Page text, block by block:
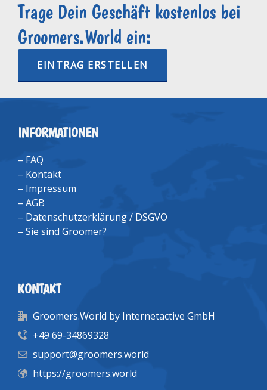
Trage Dein Geschäft kostenlos bei
Groomers.World ein:
EINTRAG ERSTELLEN
INFORMATIONEN
– FAQ
– Kontakt
– Impressum
– AGB
– Datenschutzerklärung / DSGVO
– Sie sind Groomer?
KONTAKT
Groomers.World by Internetactive GmbH
+49 69-34869328
support@groomers.world
https://groomers.world